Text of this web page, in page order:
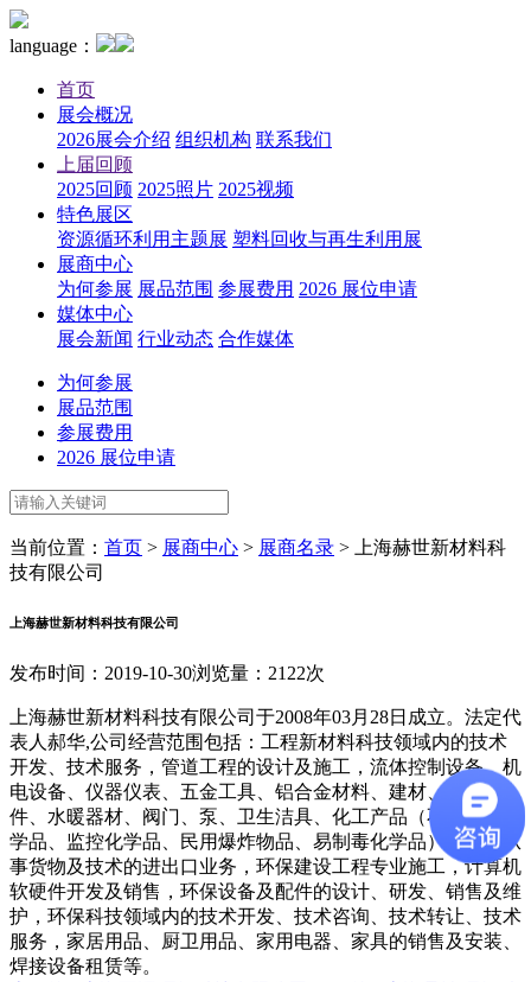
language：
首页
展会概况
2026展会介绍 组织机构 联系我们
上届回顾
2025回顾 2025照片 2025视频
特色展区
资源循环利用主题展 塑料回收与再生利用展
展商中心
为何参展 展品范围 参展费用 2026 展位申请
媒体中心
展会新闻 行业动态 合作媒体
为何参展
展品范围
参展费用
2026 展位申请
当前位置： 首页 > 展商中心 > 展商名录 >
上海赫世新材料科
技有限公司
上海赫世新材料科技有限公司
发布时间：2019-10-30浏览量：2122次
上海赫世新材料科技有限公司于2008年03月28日成立。法定代
表人郝华,公司经营范围包括：工程新材料科技领域内的技术
开发、技术服务，管道工程的设计及施工，流体控制设备、机
电设备、仪器仪表、五金工具、铝合金材料、建材、管材管
件、水暖器材、阀门、泵、卫生洁具、化工产品（不含危险化
学品、监控化学品、民用爆炸物品、易制毒化学品）销售，从
事货物及技术的进出口业务，环保建设工程专业施工，计算机
软硬件开发及销售，环保设备及配件的设计、研发、销售及维
护，环保科技领域内的技术开发、技术咨询、技术转让、技术
服务，家居用品、厨卫用品、家用电器、家具的销售及安装、
焊接设备租赁等。